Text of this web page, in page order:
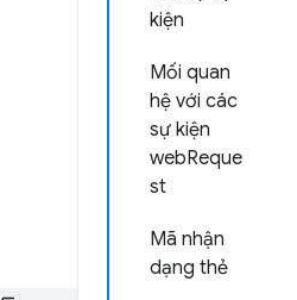
kiện
Mối quan
hệ với các
sự kiện
webReque
st
Mã nhận
dạng thẻ